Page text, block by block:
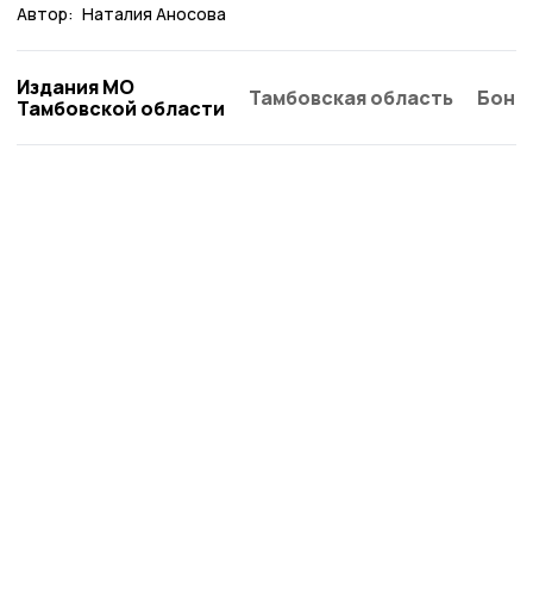
Автор: Наталия Аносова
Издания МО
Тамбовской области
Тамбовская область